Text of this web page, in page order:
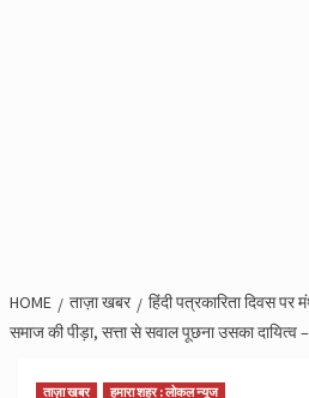
HOME ताज़ा खबर
हिंदी पत्रकारिता दिवस
समाज की पीड़ा, सत्ता से सवाल पूछना उसका दायित्व –
ताज़ा खबर हमारा शहर : लोकल न्यूज